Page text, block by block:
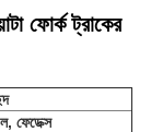
ফোর্ক ট্রাকের
ফেডেক্স